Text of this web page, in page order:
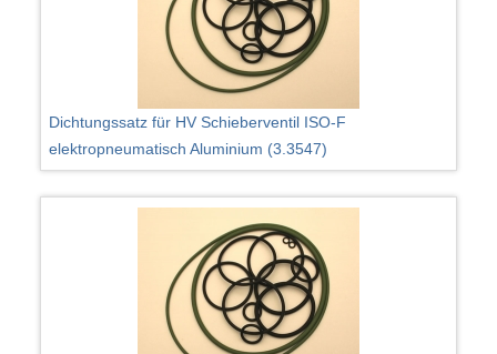
Dichtungssatz für HV Schieberventil ISO-F
elektropneumatisch Aluminium (3.3547)